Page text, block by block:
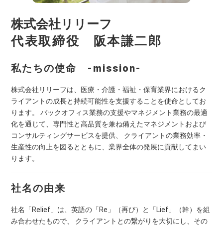
株式会社リリーフ
代表取締役 阪本謙二郎
私たちの使命 -mission-
株式会社リリーフは、医療・介護・福祉・保育業界におけるク
ライアントの成長と持続可能性を支援することを使命としてお
ります。 バックオフィス業務の支援やマネジメント業務の最適
化を通じて、専門性と高品質を兼ね備えたマネジメントおよび
コンサルティングサービスを提供、 クライアントの業務効率・
生産性の向上を図るとともに、業界全体の発展に貢献してまい
ります。
社名の由来
社名「Relief」は、英語の「Re」（再び）と「Lief」（幹）を組
み合わせたもので、 クライアントとの繋がりを大切にし、その